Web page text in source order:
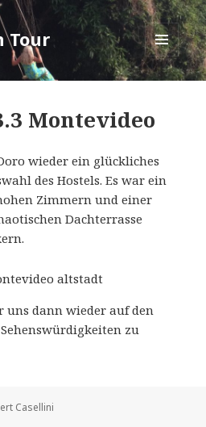
Tour
MENÜ
UND
Montevideo
wieder ein glückliches
des Hostels. Es war ein
Zimmern und einer
Dachterrasse
uns dann wieder auf den
zu
Casellini